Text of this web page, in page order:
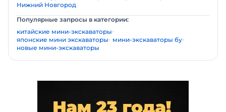
Нижний Новгород
Популярные запросы в категории:
китайские мини-экскаваторы
японские мини экскаваторы
мини-экскаваторы бу
новые мини-экскаваторы